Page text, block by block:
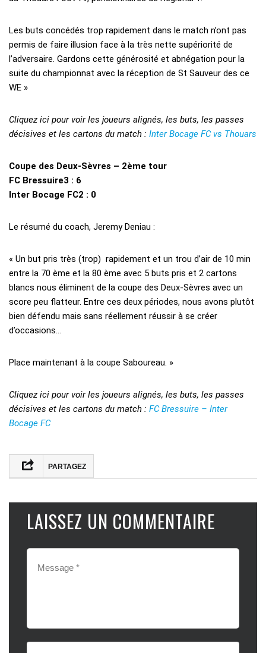
Les buts concédés trop rapidement dans le match n’ont pas
permis de faire illusion face à la très nette supériorité de
l’adversaire. Gardons cette générosité et abnégation pour la
suite du championnat avec la réception de St Sauveur des ce
WE »
Cliquez ici pour voir les joueurs alignés, les buts, les passes
décisives et les cartons du match : Inter Bocage FC vs Thouars
Coupe des Deux-Sèvres – 2ème tour
FC Bressuire3 : 6
Inter Bocage FC2 : 0
Le résumé du coach, Jeremy Deniau :
« Un but pris très (trop) rapidement et un trou d’air de 10 min
entre la 70 ème et la 80 ème avec 5 buts pris et 2 cartons
blancs nous éliminent de la coupe des Deux-Sèvres avec un
score peu flatteur. Entre ces deux périodes, nous avons plutôt
bien défendu mais sans réellement réussir à se créer
d’occasions…
Place maintenant à la coupe Saboureau. »
Cliquez ici pour voir les joueurs alignés, les buts, les passes
décisives et les cartons du match : FC Bressuire – Inter
Bocage FC
PARTAGEZ
LAISSEZ UN COMMENTAIRE